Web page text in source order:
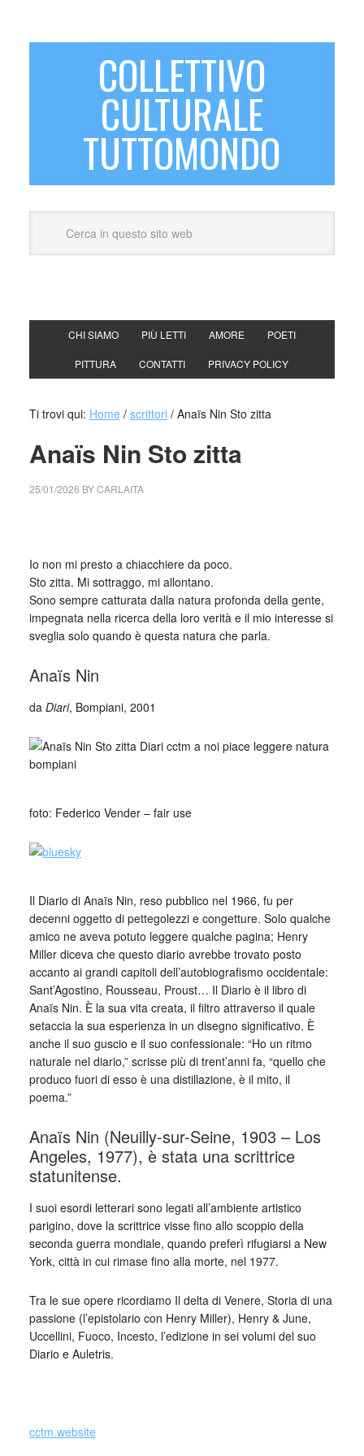
COLLETTIVO
CULTURALE
TUTTOMONDO
CHI SIAMO PIÙ LETTI AMORE POETI
PITTURA CONTATTI PRIVACY POLICY
Ti trovi qui: Home / scrittori /Anaïs Nin Sto zitta
Anaïs Nin Sto zitta
25/01/2026 BYCARLAITA
Io non mi presto a chiacchiere da poco.
Sto zitta. Mi sottraggo, mi allontano.
Sono sempre catturata dalla natura profonda della gente,
impegnata nella ricerca della loro verità e il mio interesse si
sveglia solo quando è questa natura che parla.
Anaïs Nin
da Diari, Bompiani, 2001
foto: Federico Vender – fair use
Il Diario di Anaïs Nin, reso pubblico nel 1966, fu per
decenni oggetto di pettegolezzi e congetture. Solo qualche
amico ne aveva potuto leggere qualche pagina; Henry
Miller diceva che questo diario avrebbe trovato posto
accanto ai grandi capitoli dell’autobiografismo occidentale:
Sant’Agostino, Rousseau, Proust… Il Diario è il libro di
Anaïs Nin. È la sua vita creata, il filtro attraverso il quale
setaccia la sua esperienza in un disegno significativo. È
anche il suo guscio e il suo confessionale: “Ho un ritmo
naturale nel diario,” scrisse più di trent’anni fa, “quello che
produco fuori di esso è una distillazione, è il mito, il
poema.”
Anaïs Nin (Neuilly-sur-Seine, 1903 – Los
Angeles, 1977), è stata una scrittrice
statunitense.
I suoi esordi letterari sono legati all’ambiente artistico
parigino, dove la scrittrice visse fino allo scoppio della
seconda guerra mondiale, quando preferì rifugiarsi a New
York, città in cui rimase fino alla morte, nel 1977.
Tra le sue opere ricordiamo Il delta di Venere, Storia di una
passione (l’epistolario con Henry Miller), Henry & June,
Uccellini, Fuoco, Incesto, l’edizione in sei volumi del suo
Diario e Auletris.
cctm.website